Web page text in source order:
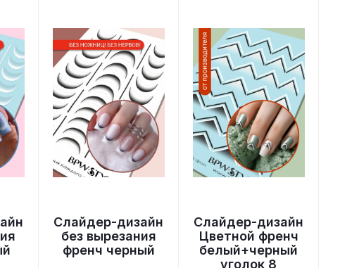
Слайдер-дизайн
без вырезания
френч черный
Слайдер-дизайн
Цветной френч
белый+черный
уголок 8